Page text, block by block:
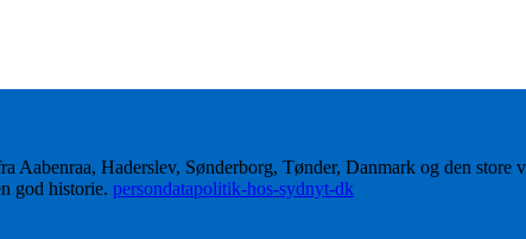
Haderslev, Sønderborg, Tønder, Danmark og den store
god historie. persondatapolitik-hos-sydnyt-dk